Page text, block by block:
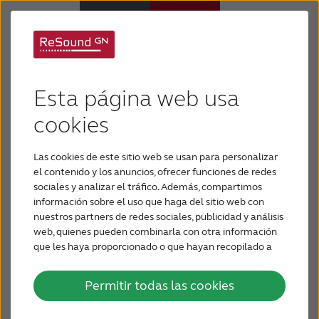
Esta página web usa
cookies
Las cookies de este sitio web se usan para personalizar
el contenido y los anuncios, ofrecer funciones de redes
sociales y analizar el tráfico. Además, compartimos
información sobre el uso que haga del sitio web con
nuestros partners de redes sociales, publicidad y análisis
web, quienes pueden combinarla con otra información
que les haya proporcionado o que hayan recopilado a
Permitir todas las cookies
Pérdida de audición
Soporte y cuidado
Por qué ReSound
BLOG
PARA PROFESIONALES
GN Hearing lanza la
solución auditiva más
intuitiva y
personalizada que se
adapta a la vida diaria
del usuario.
GN Hearing ahora lanza las primeras soluciones